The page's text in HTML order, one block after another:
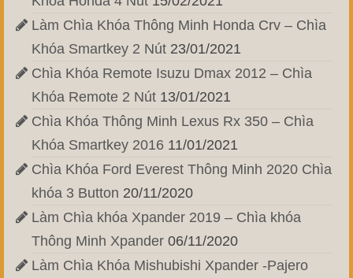
Làm Chìa Khóa Thông Minh Honda Crv – Chìa
Khóa Smartkey 2 Nút 23/01/2021
Chìa Khóa Remote Isuzu Dmax 2012 – Chìa
Khóa Remote 2 Nút 13/01/2021
Chìa Khóa Thông Minh Lexus Rx 350 – Chìa
Khóa Smartkey 2016 11/01/2021
Chìa Khóa Ford Everest Thông Minh 2020 Chìa
khóa 3 Button 20/11/2020
Làm Chìa khóa Xpander 2019 – Chìa khóa
Thông Minh Xpander 06/11/2020
Làm Chìa Khóa Mishubishi Xpander -Pajero